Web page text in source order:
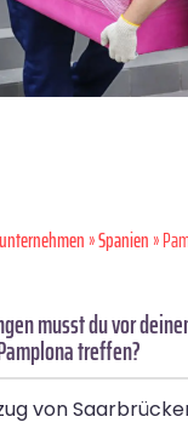
»Spanien»
musst du vor
treffen?
von